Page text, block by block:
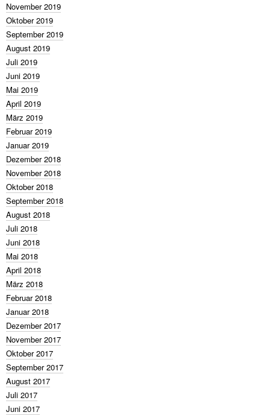
November 2019
Oktober 2019
September 2019
August 2019
Juli 2019
Juni 2019
Mai 2019
April 2019
März 2019
Februar 2019
Januar 2019
Dezember 2018
November 2018
Oktober 2018
September 2018
August 2018
Juli 2018
Juni 2018
Mai 2018
April 2018
März 2018
Februar 2018
Januar 2018
Dezember 2017
November 2017
Oktober 2017
September 2017
August 2017
Juli 2017
Juni 2017